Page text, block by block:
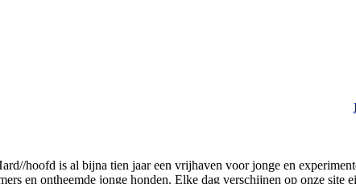
hoofd is al bijna tien jaar een vrijhaven voor jonge en
en ontheemde jonge honden. Elke dag verschijnen op onze